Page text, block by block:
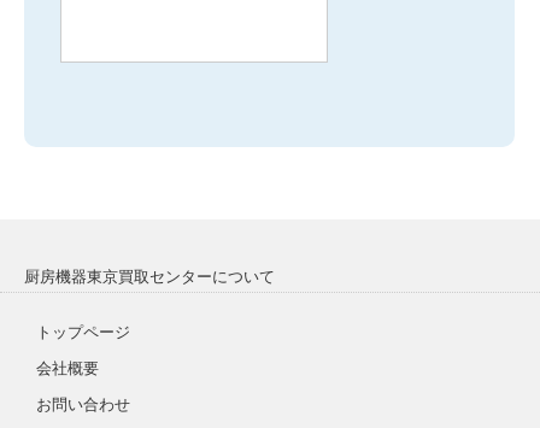
厨房機器東京買取センターについて
トップページ
会社概要
お問い合わせ